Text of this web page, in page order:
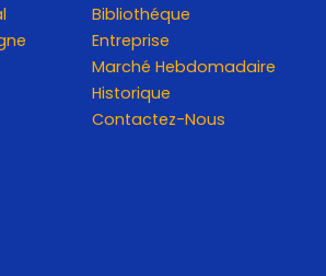
Bibliothéque
Entreprise
Marché Hebdomadaire
Historique
Contactez-Nous